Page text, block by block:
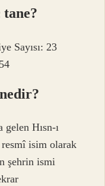
Sayısı: 23
Hısn-ı
resmî isim olarak
şehrin ismi